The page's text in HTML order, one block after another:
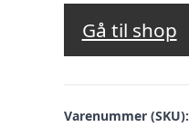
Gå til shop
Varenummer (SKU):